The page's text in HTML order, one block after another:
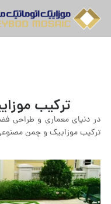
ترکیب
در دنیای معماری و طراحی
ترکیب موزاییک و چمن